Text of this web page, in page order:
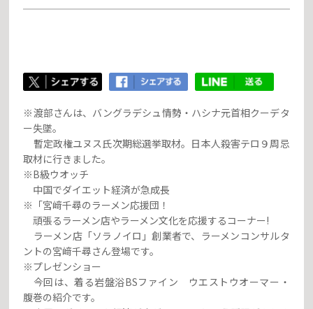
※渡部さんは、バングラデシュ情勢・ハシナ元首相クーデタ
ー失墜。
暫定政権ユヌス氏次期総選挙取材。日本人殺害テロ９周忌
取材に行きました。
※B級ウオッチ
中国でダイエット経済が急成長
※「宮﨑千尋のラーメン応援団！
頑張るラーメン店やラーメン文化を応援するコーナー!
ラーメン店「ソラノイロ」創業者で、ラーメンコンサルタ
ントの宮﨑千尋さん登場です。
※プレゼンショー
今回は、着る岩盤浴BSファイン ウエストウオーマー・
腹巻の紹介です。